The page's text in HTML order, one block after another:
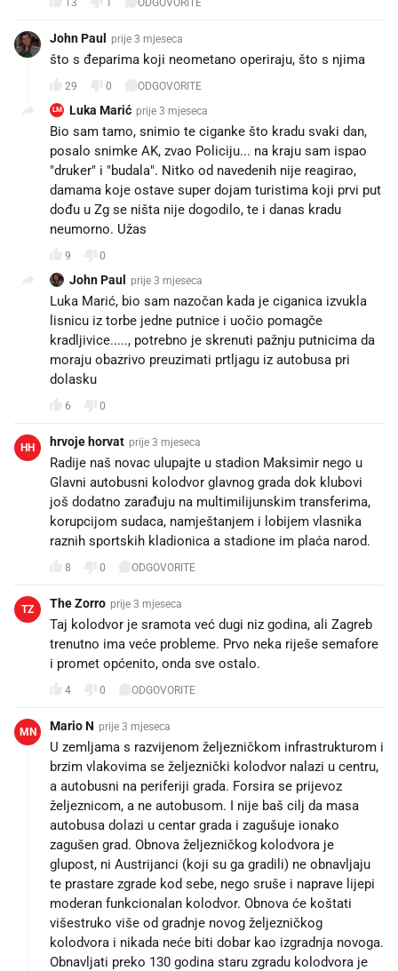
John Paul prije 3 mjeseca
što s đeparima koji neometano operiraju, što s njima
29 0 ODGOVORITE
LM Luka Marić prije 3 mjeseca
Bio sam tamo, snimio te ciganke što kradu svaki dan,
posalo snimke AK, zvao Policiju... na kraju sam ispao
"druker" i "budala". Nitko od navedenih nije reagirao,
damama koje ostave super dojam turistima koji prvi put
dođu u Zg se ništa nije dogodilo, te i danas kradu
neumorno. Užas
9 0
John Paul prije 3 mjeseca
Luka Marić, bio sam nazočan kada je ciganica izvukla
lisnicu iz torbe jedne putnice i uočio pomagče
kradljivice....., potrebno je skrenuti pažnju putnicima da
moraju obazrivo preuzimati prtljagu iz autobusa pri
dolasku
6 0
HH hrvoje horvat prije 3 mjeseca
Radije naš novac ulupajte u stadion Maksimir nego u
Glavni autobusni kolodvor glavnog grada dok klubovi
još dodatno zarađuju na multimilijunskim transferima,
korupcijom sudaca, namještanjem i lobijem vlasnika
raznih sportskih kladionica a stadione im plaća narod.
8 0 ODGOVORITE
TZ The Zorro prije 3 mjeseca
Taj kolodvor je sramota već dugi niz godina, ali Zagreb
trenutno ima veće probleme. Prvo neka riješe semafore
i promet općenito, onda sve ostalo.
4 0 ODGOVORITE
MN Mario N prije 3 mjeseca
U zemljama s razvijenom željezničkom infrastrukturom i
brzim vlakovima se željeznički kolodvor nalazi u centru,
a autobusni na periferiji grada. Forsira se prijevoz
željeznicom, a ne autobusom. I nije baš cilj da masa
autobusa dolazi u centar grada i zagušuje ionako
zagušen grad. Obnova željezničkog kolodvora je
glupost, ni Austrijanci (koji su ga gradili) ne obnavljaju
te prastare zgrade kod sebe, nego sruše i naprave lijepi
moderan funkcionalan kolodvor. Obnova će koštati
višestruko više od gradnje novog željezničkog
kolodvora i nikada neće biti dobar kao izgradnja novoga.
Obnavljati preko 130 godina staru zgradu kolodvora je